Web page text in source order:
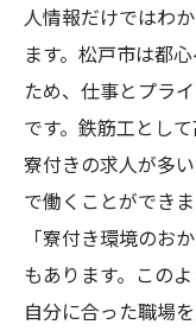
人情報だけではわ
ます。松戸市は都
ため、仕事とプラ
です。鉄筋工とし
寮付きの求人が多
で働くことができ
「寮付き環境のお
もあります。この
自分に合った職場